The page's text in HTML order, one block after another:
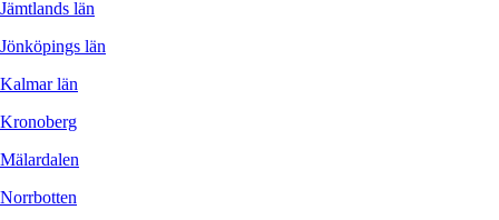
Jämtlands län
Jönköpings län
Kalmar län
Kronoberg
Mälardalen
Norrbotten